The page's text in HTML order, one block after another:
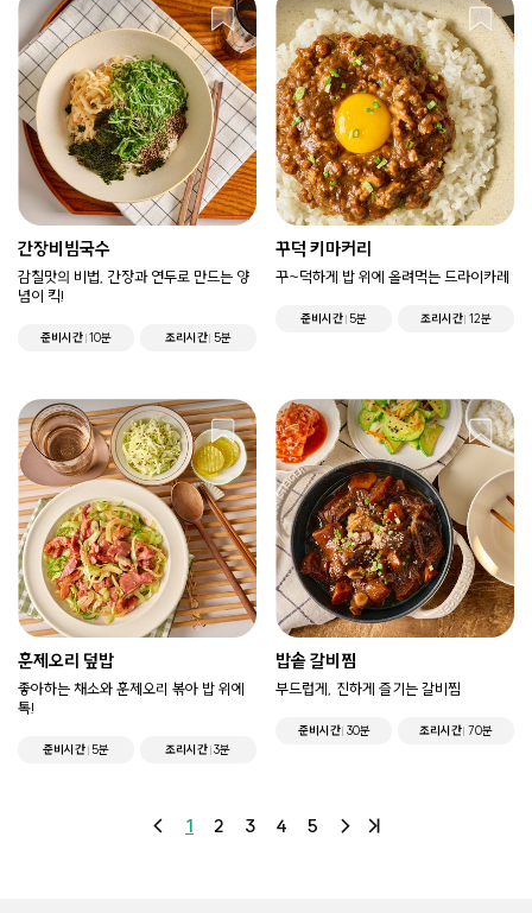
간장비빔국수
감칠맛의 비법, 간장과 연두로 만드는 양
념이 킥!
준비시간 10분 조리시간 5분
꾸덕 키마커리
꾸~덕하게 밥 위에 올려먹는 드라이카레
준비시간 5분 조리시간 12분
훈제오리 덮밥
좋아하는 채소와 훈제오리 볶아 밥 위에
톡!
준비시간 5분 조리시간 3분
밥솥 갈비찜
부드럽게, 진하게 즐기는 갈비찜
준비시간 30분 조리시간 70분
1 2 3 4 5